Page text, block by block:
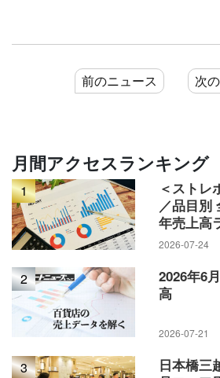
前のニュース 次
月間アクセスランキング
1
＜ストレ
／品目別
年売上高
2026-07-24
2
2026年6
高
2026-07-21
3
日本橋三